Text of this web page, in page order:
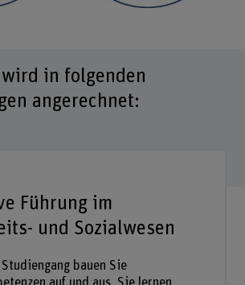
wird in folgenden
angerechnet:
Führung im
und Sozialwesen
Studiengang bauen Sie